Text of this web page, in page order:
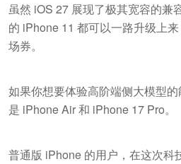
虽然 iOS 27 展现了极其宽容的兼
的 iPhone 11 都可以一路升级上
场券。
如果你想要体验高阶端侧大模型
是 iPhone Air 和 iPhone 17 Pro。
普通版 iPhone 的用户，在这次科